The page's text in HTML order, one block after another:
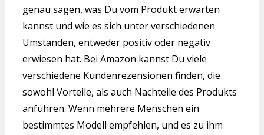
genau sagen, was Du vom Produkt erwarten
kannst und wie es sich unter verschiedenen
Umständen, entweder positiv oder negativ
erwiesen hat. Bei Amazon kannst Du viele
verschiedene Kundenrezensionen finden, die
sowohl Vorteile, als auch Nachteile des Produkts
anführen. Wenn mehrere Menschen ein
bestimmtes Modell empfehlen, und es zu ihm